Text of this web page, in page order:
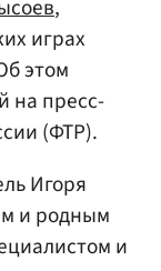
,
играх
этом
на пресс-
(ФТР).
Игоря
и родным
и